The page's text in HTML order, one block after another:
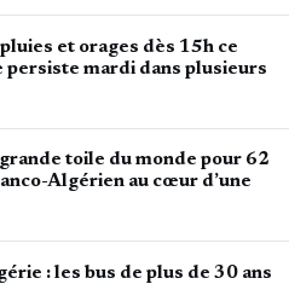
et orages dès 15h ce
persiste mardi dans plusieurs
toile du monde pour 62
Algérien au cœur d’une
: les bus de plus de 30 ans